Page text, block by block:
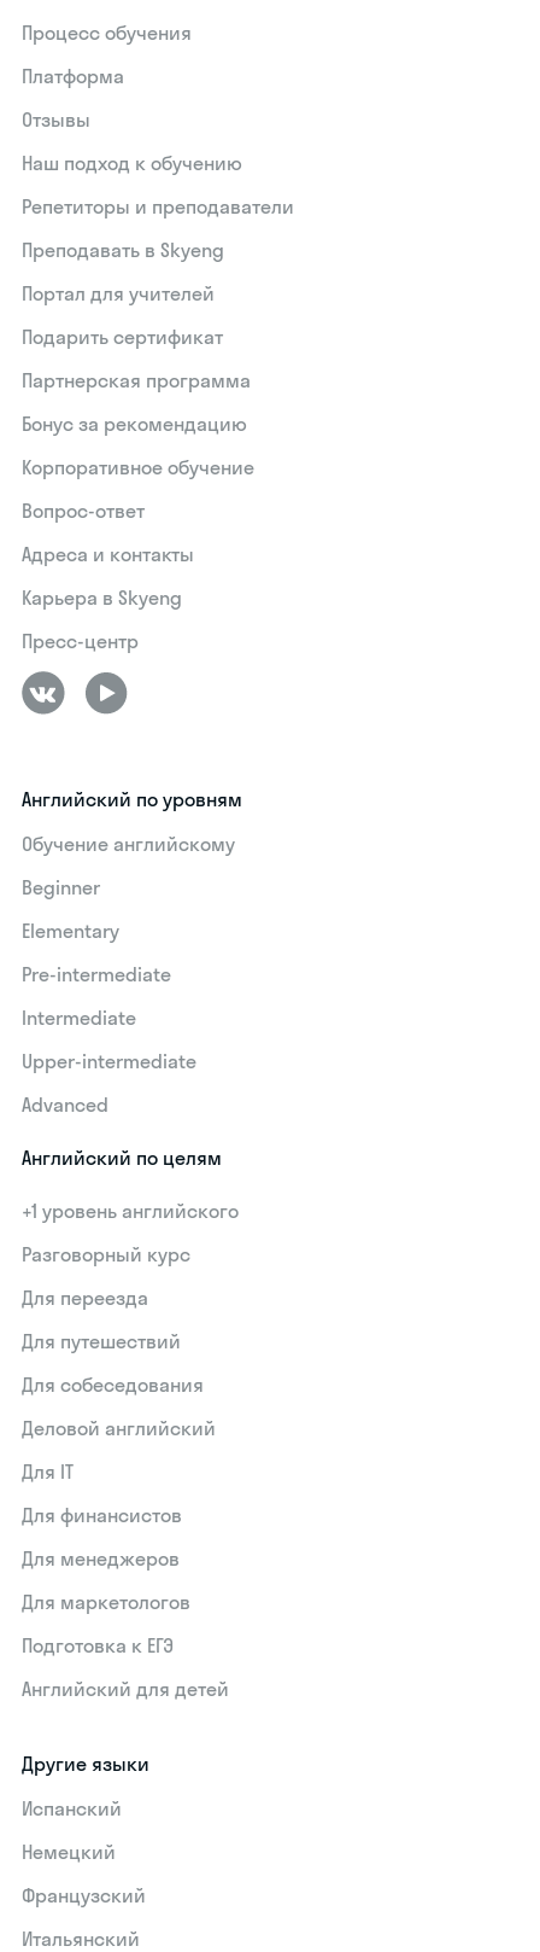
Процесс обучения
Платформа
Отзывы
Наш подход к обучению
Репетиторы и преподаватели
Преподавать в Skyeng
Портал для учителей
Подарить сертификат
Партнерская программа
Бонус за рекомендацию
Корпоративное обучение
Вопрос-ответ
Адреса и контакты
Карьера в Skyeng
Пресс-центр
Английский по уровням
Обучение английскому
Beginner
Elementary
Pre-intermediate
Intermediate
Upper-intermediate
Advanced
Английский по целям
+1 уровень английского
Разговорный курс
Для переезда
Для путешествий
Для собеседования
Деловой английский
Для IT
Для финансистов
Для менеджеров
Для маркетологов
Подготовка к ЕГЭ
Английский для детей
Другие языки
Испанский
Немецкий
Французский
Итальянский